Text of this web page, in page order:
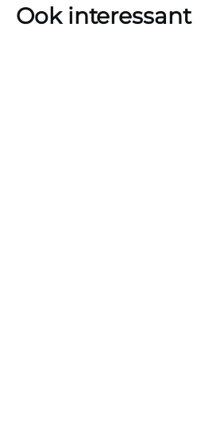
Ook interessant